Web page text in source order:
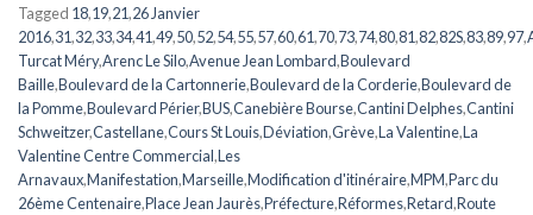
Tagged 18,19,21,26 Janvier
2016,31,32,33,34,41,49,50,52,54,55,57,60,61,70,73,74,80,81,82,82S,83,89,97,
Turcat Méry,Arenc Le Silo,Avenue Jean Lombard,Boulevard
Baille,Boulevard de la Cartonnerie,Boulevard de la Corderie,Boulevard de
la Pomme,Boulevard Périer,BUS,Canebière Bourse,Cantini Delphes,Cantini
Schweitzer,Castellane,Cours St Louis,Déviation,Grève,La Valentine,La
Valentine Centre Commercial,Les
Arnavaux,Manifestation,Marseille,Modification d'itinéraire,MPM,Parc du
26ème Centenaire,Place Jean Jaurès,Préfecture,Réformes,Retard,Route